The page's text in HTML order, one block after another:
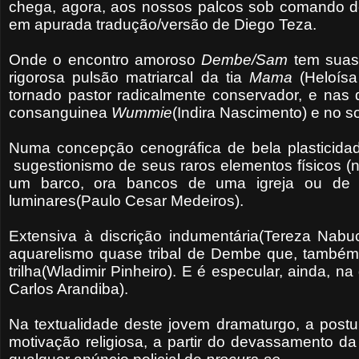
chega, agora, aos nossos palcos sob comando
em apurada tradução/versão de Diego Teza.
Onde o encontro amorosoDembe/Sam tem
rigorosa pulsão matriarcal da tiaMama
tornado pastor radicalmente conservador, e
consanguinea Wummie(Indira Nascimento) e no
Numa concepção cenográfica de bela
sugestionismo de seus raros elementos físicos
um barco, ora bancos de uma igreja ou de
luminares(Paulo Cesar Medeiros).
Extensiva à discrição indumentária(Tereza
aquarelismo quase tribal de Dembe que,
trilha(Wladimir Pinheiro). E é especular, ainda,
Carlos Arandiba).
Na textualidade deste jovem dramaturgo, a
motivação religiosa, a partir do devassamento